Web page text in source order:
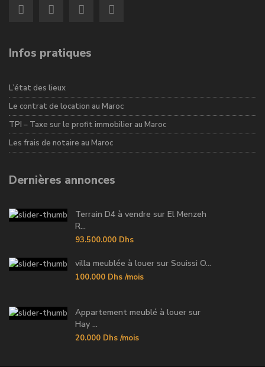
Infos pratiques
L’état des lieux
Le contrat de location au Maroc
TPI – Taxe sur le profit immobilier au Maroc
Les frais de notaire au Maroc
Dernières annonces
Terrain D4 à vendre sur El Menzeh
R...
93.500.000 Dhs
villa meublée à louer sur Souissi O...
100.000 Dhs /mois
Appartement meublé à louer sur
Hay ...
20.000 Dhs /mois